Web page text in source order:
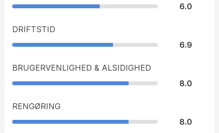
6.0
DRIFTSTID
6.9
BRUGERVENLIGHED & ALSIDIGHED
8.0
RENGØRING
8.0